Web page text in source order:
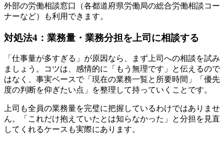
外部の労働相談窓口（各都道府県労働局の総合労働相談コー
ナーなど）も利用できます。
対処法4：業務量・業務分担を上司に相談する
「仕事量が多すぎる」が原因なら、まず上司への相談を試み
ましょう。コツは、感情的に「もう無理です」と伝えるので
はなく、事実ベースで「現在の業務一覧と所要時間」「優先
度の判断を仰ぎたい点」を整理して持っていくことです。
上司も全員の業務量を完璧に把握しているわけではありませ
ん。「これだけ抱えていたとは知らなかった」と分担を見直
してくれるケースも実際にあります。